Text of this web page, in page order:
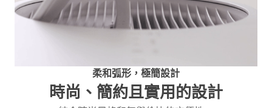
柔和弧形，極簡設計
時尚、簡約且實用的設計